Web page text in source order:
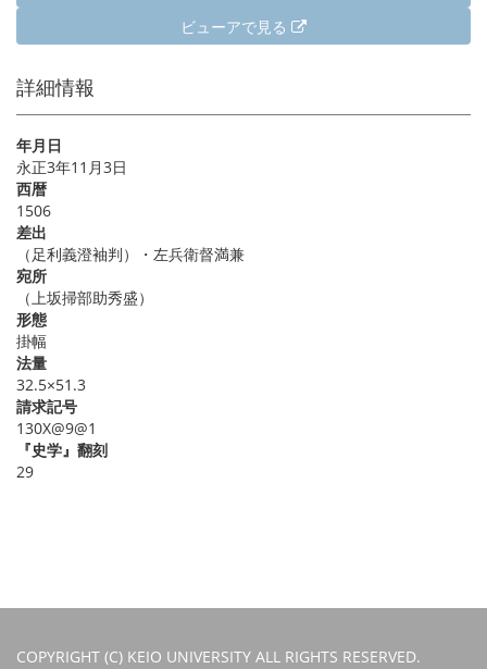
ビューアで見る
詳細情報
年月日
永正3年11月3日
西暦
1506
差出
（足利義澄袖判）・左兵衛督満兼
宛所
（上坂掃部助秀盛）
形態
掛幅
法量
32.5×51.3
請求記号
130X@9@1
『史学』翻刻
29
COPYRIGHT (C) KEIO UNIVERSITY ALL RIGHTS RESERVED.